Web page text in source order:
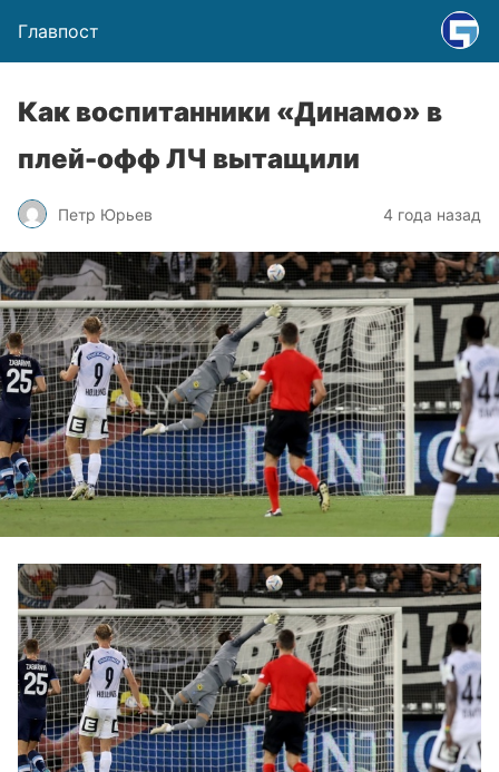
Главпост
Как воспитанники «Динамо» в
плей-офф ЛЧ вытащили
Петр Юрьев 4 года назад